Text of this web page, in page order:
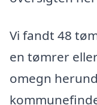
Vi fandt 48
en tømrer
omegn